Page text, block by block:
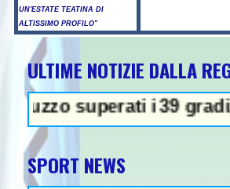
UN'ESTATE TEATINA DI
ALTISSIMO PROFILO"
ULTIME NOTIZIE DALLA
superati i 39 gradi, a
SPORT NEWS